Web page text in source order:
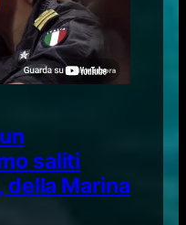
saliti
della Marina